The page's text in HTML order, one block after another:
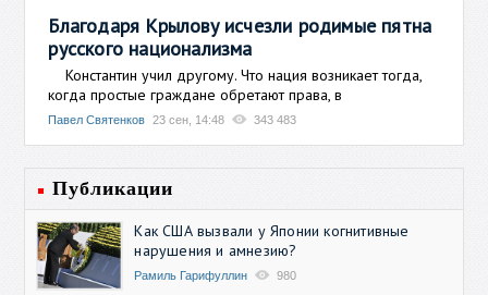
Благодаря Крылову исчезли родимые пятна
русского национализма
Константин учил другому. Что нация возникает тогда,
когда простые граждане обретают права, в
Павел Святенков 23 сен, 14:48 343 483
Публикации
Как США вызвали у Японии когнитивные
нарушения и амнезию?
Рамиль Гарифуллин 980